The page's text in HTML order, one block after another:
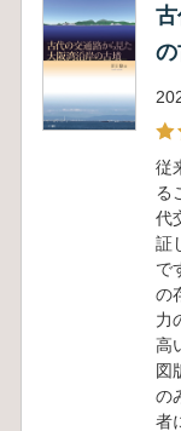
従
る
代
証
で
の
力
高
図
の
者